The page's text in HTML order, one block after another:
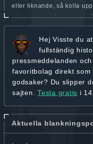
eller liknande, så kolla
Hej Visste du
fullständig
pressmeddelanden
favoritbolag direkt som
godsaker? Du slipper
sajten. Testa gratis i
Aktuella